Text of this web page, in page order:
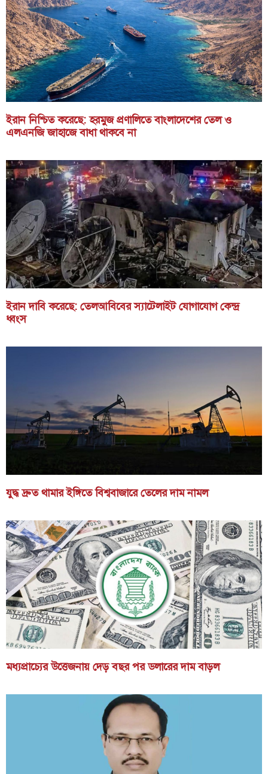
ইরান নিশ্চিত করেছে: হরমুজ প্রণালিতে বাংলাদেশের তেল ও
এলএনজি জাহাজে বাধা থাকবে না
ইরান দাবি করেছে: তেলআবিবের স্যাটেলাইট যোগাযোগ কেন্দ্র
ধ্বংস
যুদ্ধ দ্রুত থামার ইঙ্গিতে বিশ্ববাজারে তেলের দাম নামল
মধ্যপ্রাচ্যের উত্তেজনায় দেড় বছর পর ডলারের দাম বাড়ল